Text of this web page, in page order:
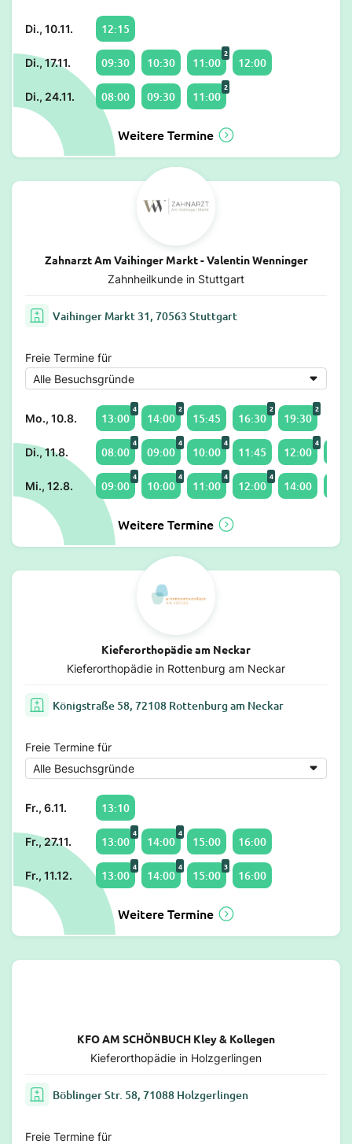
Di., 10.11. 12:15
Di., 17.11. 09:30 10:30 11:00
2
12:00
Di., 24.11. 08:00 09:30 11:00
2
Weitere Termine
Zahnarzt Am Vaihinger Markt - Valentin Wenninger
Zahnheilkunde in Stuttgart
Vaihinger Markt 31, 70563 Stuttgart
Freie Termine für
Mo., 10.8. 13:00
4
14:00
2
15:45 16:30
2
19:30
2
Di., 11.8. 08:00
4
09:00
4
10:00
4
11:45 12:00
4
Mi., 12.8. 09:00
4
10:00
4
11:00
4
12:00
4
14:00
Weitere Termine
Kieferorthopädie am Neckar
Kieferorthopädie in Rottenburg am Neckar
Königstraße 58, 72108 Rottenburg am Neckar
Freie Termine für
Fr., 6.11. 13:10
Fr., 27.11. 13:00
4
14:00
4
15:00 16:00
Fr., 11.12. 13:00
4
14:00
4
15:00
3
16:00
Weitere Termine
KFO AM SCHÖNBUCH Kley & Kollegen
Kieferorthopädie in Holzgerlingen
Böblinger Str. 58, 71088 Holzgerlingen
Freie Termine für